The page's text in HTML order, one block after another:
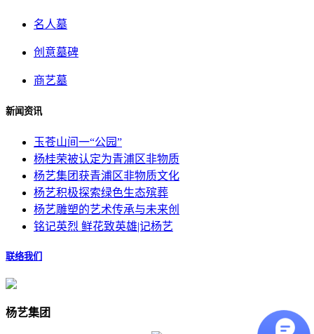
名人墓
创意墓碑
商艺墓
新闻资讯
玉苍山间一“公园”
杨桂荣被认定为青浦区非物质
杨艺集团获青浦区非物质文化
杨艺积极探索绿色生态殡葬
杨艺雕塑的艺术传承与未来创
铭记英烈 鲜花致英雄|记杨艺
联络我们
杨艺集团